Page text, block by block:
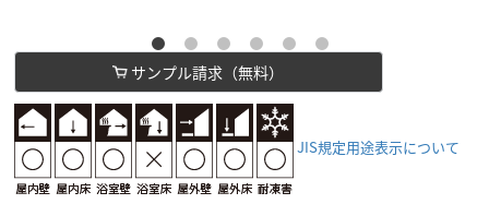
サンプル請求（無料）
JIS規定用途表示について